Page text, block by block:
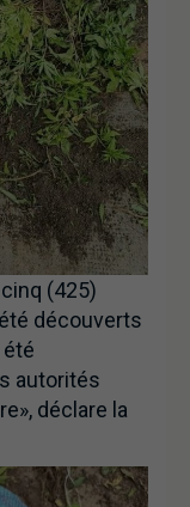
(425)
découverts
autorités
déclare la